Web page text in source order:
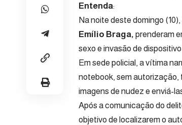
Entenda:
Na noite deste domingo
Emílio Braga, prenderam
sexo e invasão de
Em sede policial, a vítima
notebook, sem autorização,
imagens de nudez e enviá-
Após a comunicação do
objetivo de localizarem o